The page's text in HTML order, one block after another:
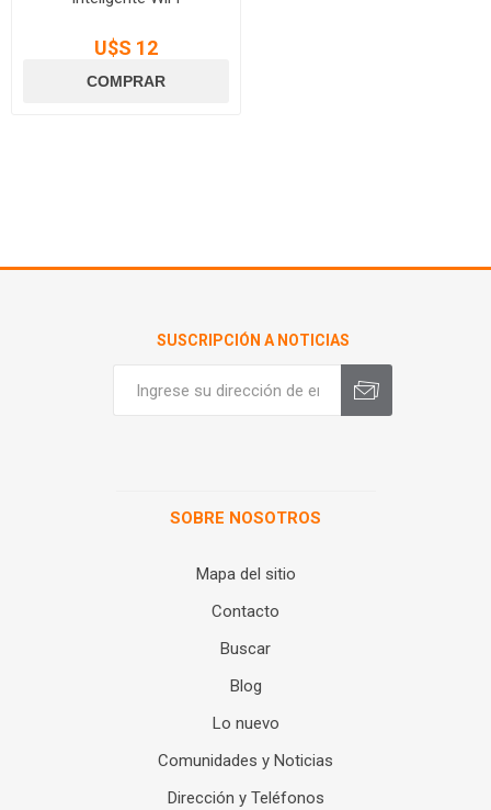
U$S 12
SUSCRIPCIÓN A NOTICIAS
SOBRE NOSOTROS
Mapa del sitio
Contacto
Buscar
Blog
Lo nuevo
Comunidades y Noticias
Dirección y Teléfonos